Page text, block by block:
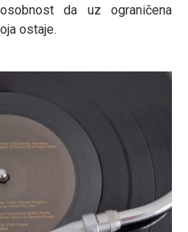
da uz ograničena
ostaje.